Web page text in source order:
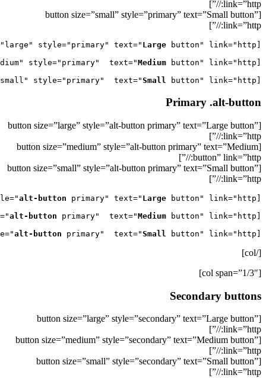
link=”http://”]
[button size=”small” style=”primary” text=”Small button”
link=”http://”]
Large
Medium
Small button" link="http://"]
Primary .alt-button
[button size=”large” style=”alt-button primary” text=”Large button”
link=”http://”]
[button size=”medium” style=”alt-button primary” text=”Medium
button” link=”http://”]
[button size=”small” style=”alt-button primary” text=”Small button”
link=”http://”]
alt-button primary" text=" Large
alt-button primary"  text="Medium
alt-button primary"  text="Small button" link="http://"]
[/col]
[col span=”1/3″]
Secondary buttons
[button size=”large” style=”secondary” text=”Large button”
link=”http://”]
[button size=”medium” style=”secondary” text=”Medium button”
link=”http://”]
[button size=”small” style=”secondary” text=”Small button”
link=”http://”]